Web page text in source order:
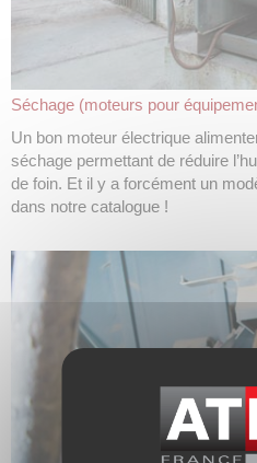
Séchage (moteurs pour
Un bon moteur électrique
séchage permettant de réduire
de foin. Et il y a forcément un
dans notre catalogue !